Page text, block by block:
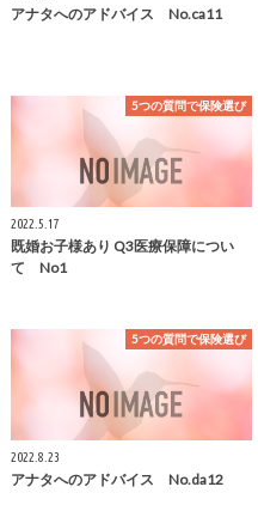
アナタへのアドバイス No.ca11
5つの質問で保険選び
2022.5.17
既婚お子様あり Q3医療保障につい
て No1
5つの質問で保険選び
2022.8.23
アナタへのアドバイス No.da12